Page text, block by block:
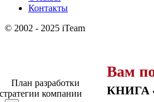
Контакты
© 2002 - 2025 iTeam
Вам
КНИГА